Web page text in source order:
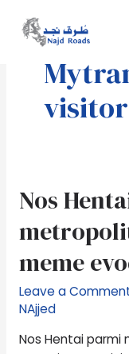
content
Nos
meme
Leave a
NAjjed
Nos Hentai
Nos
Hentai
parmi
metropolitain
qui
vous-
meme
se